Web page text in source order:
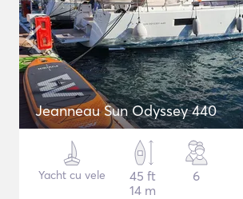
Jeanneau Sun Odyssey 440
Yacht cu vele
45 ft
14 m
6